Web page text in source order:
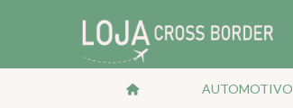
AUTOMOTIVO